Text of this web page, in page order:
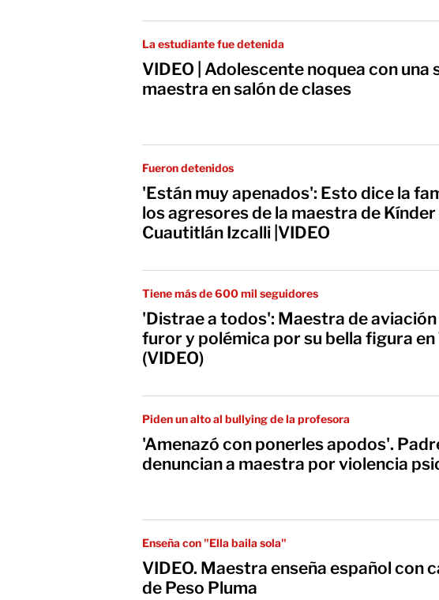
La estudiante fue detenida
VIDEO | Adolescente noquea con una
maestra en salón de clases
Fueron detenidos
'Están muy apenados': Esto dice la
los agresores de la maestra de Kínder
Cuautitlán Izcalli |VIDEO
Tiene más de 600 mil seguidores
'Distrae a todos': Maestra de aviación
furor y polémica por su bella figura
(VIDEO)
Piden un alto al bullying de la profesora
'Amenazó con ponerles apodos'.
denuncian a maestra por violencia
Enseña con "Ella baila sola"
VIDEO. Maestra enseña español con
de Peso Pluma